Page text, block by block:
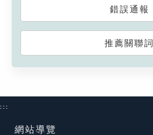
錯誤通報
推薦關聯詞
:::
網站導覽